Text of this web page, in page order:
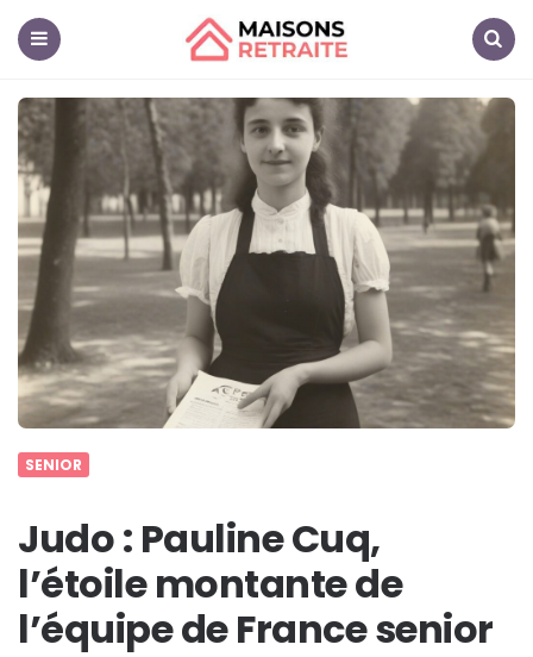
Maisons
Retraite
SENIOR
Judo : Pauline Cuq,
l’étoile montante de
l’équipe de France senior